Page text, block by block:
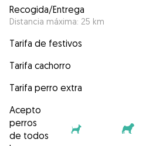
Recogida/Entrega
Distancia máxima: 25 km
Tarifa de festivos
Tarifa cachorro
Tarifa perro extra
Acepto
perros
de todos